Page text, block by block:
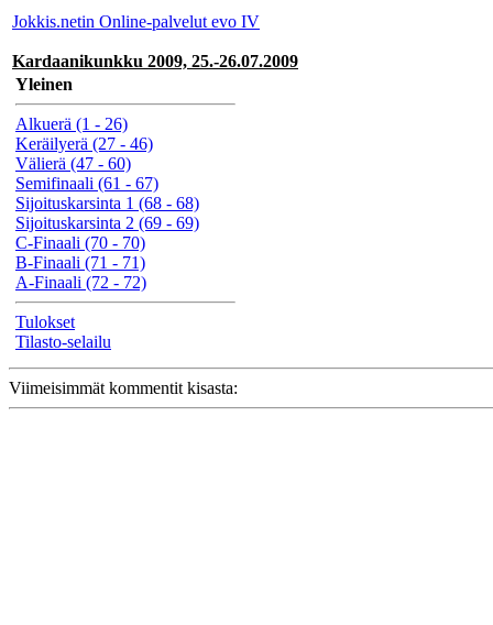
Jokkis.netin Online-palvelut evo IV
Kardaanikunkku 2009, 25.-26.07.2009
Yleinen
Alkuerä (1 - 26)
Keräilyerä (27 - 46)
Välierä (47 - 60)
Semifinaali (61 - 67)
Sijoituskarsinta 1 (68 - 68)
Sijoituskarsinta 2 (69 - 69)
C-Finaali (70 - 70)
B-Finaali (71 - 71)
A-Finaali (72 - 72)
Tulokset
Tilasto-selailu
Viimeisimmät kommentit kisasta: